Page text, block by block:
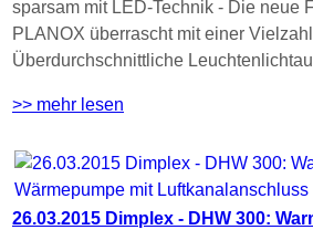
sparsam mit LED-Technik - Die neue
PLANOX überrascht mit einer
Überdurchschnittliche
>> mehr lesen
26.03.2015 Dimplex - DHW 300: